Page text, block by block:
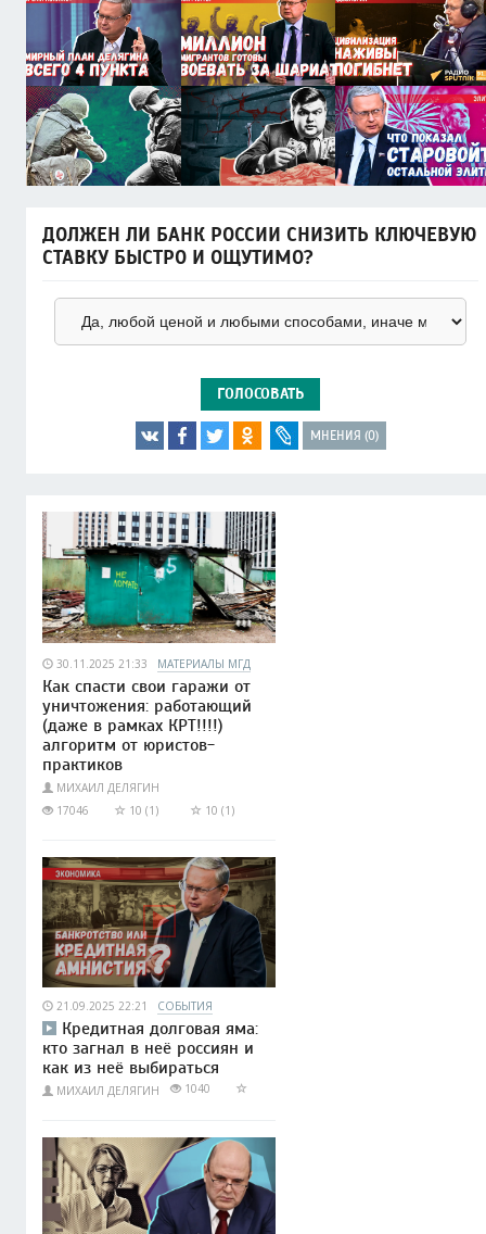
ДОЛЖЕН ЛИ БАНК РОССИИ СНИЗИТЬ КЛЮЧЕВУЮ
СТАВКУ БЫСТРО И ОЩУТИМО?
ГОЛОСОВАТЬ
МНЕНИЯ (0)
30.11.2025 21:33 МАТЕРИАЛЫ МГД
Как спасти свои гаражи от
уничтожения: работающий
(даже в рамках КРТ!!!!)
алгоритм от юристов-
практиков
МИХАИЛ ДЕЛЯГИН
17046
10 (1) 10 (1)
21.09.2025 22:21 СОБЫТИЯ
Кредитная долговая яма:
кто загнал в неё россиян и
как из неё выбираться
МИХАИЛ ДЕЛЯГИН 1040